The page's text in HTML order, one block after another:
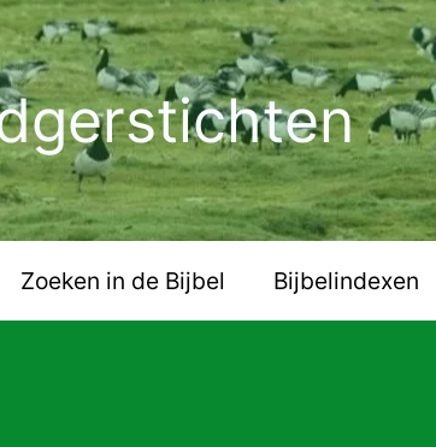
Zoeken in de Bijbel Bijbelindexen